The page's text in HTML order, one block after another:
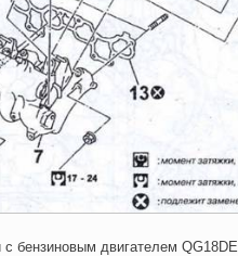
бензиновым двигателем QG18DE